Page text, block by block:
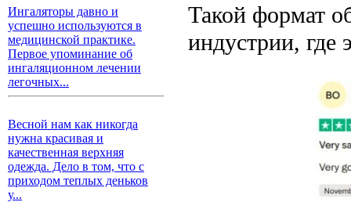
Ингаляторы давно и
успешно используются в
медицинской практике.
Первое упоминание об
ингаляционном лечении
легочных...
Весной нам как никогда
нужна красивая и
качественная верхняя
одежда. Дело в том, что с
приходом теплых деньков
у...
Такой формат
индустрии, где